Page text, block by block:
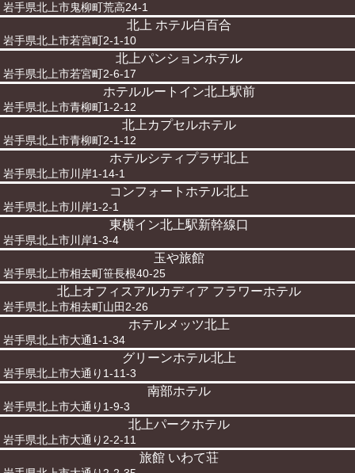
岩手県北上市鬼柳町荒高24-1
北上 ホテル白百合
岩手県北上市若宮町2-1-10
北上パンションホテル
岩手県北上市若宮町2-6-17
ホテルルートイン北上駅前
岩手県北上市青柳町1-2-12
北上カプセルホテル
岩手県北上市青柳町2-1-12
ホテルシティプラザ北上
岩手県北上市川岸1-14-1
コンフォートホテル北上
岩手県北上市川岸1-2-1
東横イン北上駅新幹線口
岩手県北上市川岸1-3-4
玉や旅館
岩手県北上市相去町笹長根40-25
北上オフィスアルカディア フラワーホテル
岩手県北上市相去町山田2-26
ホテルメッツ北上
岩手県北上市大通1-1-34
グリーンホテル北上
岩手県北上市大通り1-11-3
南部ホテル
岩手県北上市大通り1-9-3
北上パークホテル
岩手県北上市大通り2-2-11
旅館 いわて荘